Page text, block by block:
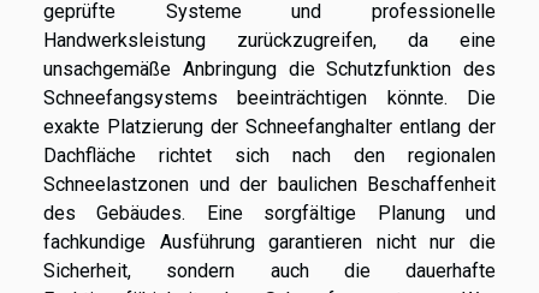
geprüfte Systeme und professionelle
Handwerksleistung zurückzugreifen, da eine
unsachgemäße Anbringung die Schutzfunktion des
Schneefangsystems beeinträchtigen könnte. Die
exakte Platzierung der Schneefanghalter entlang der
Dachfläche richtet sich nach den regionalen
Schneelastzonen und der baulichen Beschaffenheit
des Gebäudes. Eine sorgfältige Planung und
fachkundige Ausführung garantieren nicht nur die
Sicherheit, sondern auch die dauerhafte